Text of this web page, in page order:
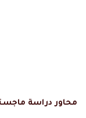
محاور دراسة